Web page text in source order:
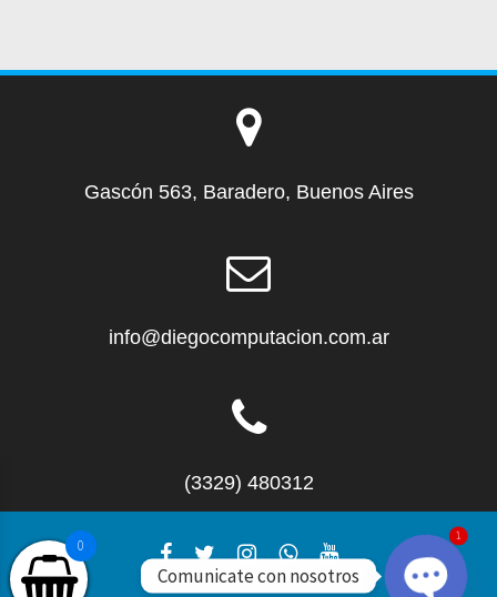
Gascón 563, Baradero, Buenos Aires
info@diegocomputacion.com.ar
(3329) 480312
0
Comunicate con nosotros
1